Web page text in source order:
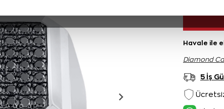
Havale ile
Diamond
5 İş